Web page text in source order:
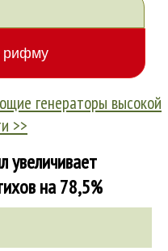
генераторы высокой
>>
увеличивает
на 78,5%